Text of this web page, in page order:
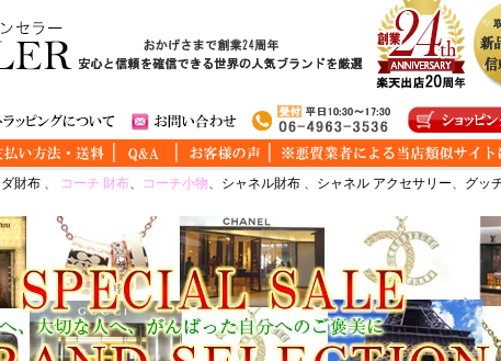
財布 、 コーチ 財布、 コーチ小物、 シャネル財布 、 シャネル アクセサリー、 グッ